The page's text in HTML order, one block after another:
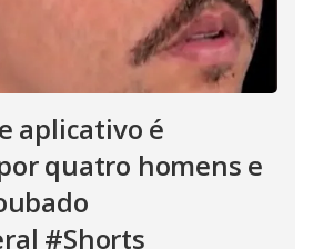
aplicativo é
quatro homens e
#Shorts